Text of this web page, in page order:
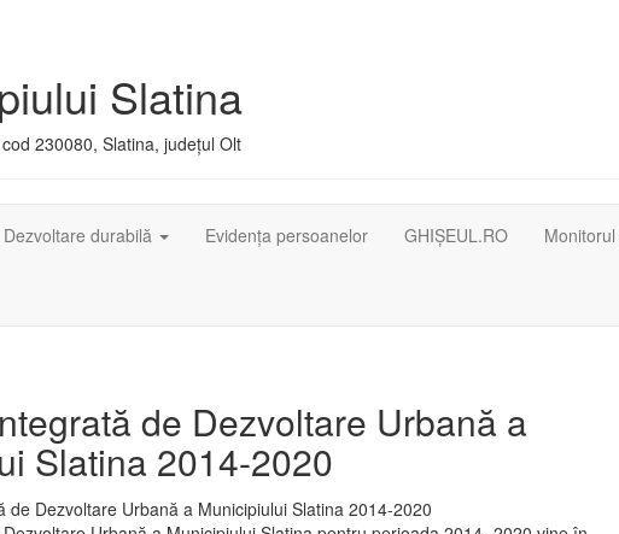
Slatina
230080, Slatina, județul Olt
Dezvoltare durabilă Evidența persoanelor GHIȘEUL.RO
de Dezvoltare Urbană a
Slatina 2014-2020